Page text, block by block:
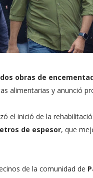
obras de
alimentarias y anunció
el inició de la
de espesor, que
de la comunidad de